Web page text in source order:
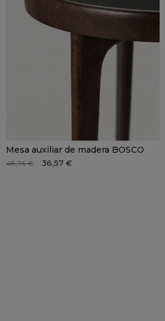
Mesa auxiliar de madera BOSCO
48,76 € 36,57 €